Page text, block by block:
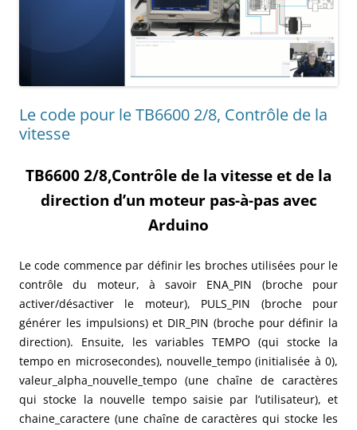
Le code pour le TB6600 2/8, Contrôle de la
vitesse
TB6600 2/8,Contrôle de la vitesse et de la
direction d’un moteur pas-à-pas avec
Arduino
Le code commence par définir les broches utilisées pour le
contrôle du moteur, à savoir ENA_PIN (broche pour
activer/désactiver le moteur), PULS_PIN (broche pour
générer les impulsions) et DIR_PIN (broche pour définir la
direction). Ensuite, les variables TEMPO (qui stocke la
tempo en microsecondes), nouvelle_tempo (initialisée à 0),
valeur_alpha_nouvelle_tempo (une chaîne de caractères
qui stocke la nouvelle tempo saisie par l’utilisateur), et
chaine_caractere (une chaîne de caractères qui stocke les